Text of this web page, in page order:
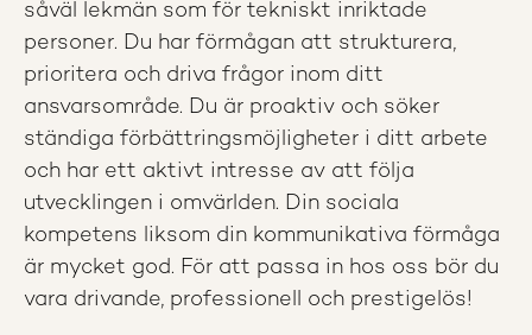
såväl lekmän som för tekniskt inriktade
personer. Du har förmågan att strukturera,
prioritera och driva frågor inom ditt
ansvarsområde. Du är proaktiv och söker
ständiga förbättringsmöjligheter i ditt arbete
och har ett aktivt intresse av att följa
utvecklingen i omvärlden. Din sociala
kompetens liksom din kommunikativa förmåga
är mycket god. För att passa in hos oss bör du
vara drivande, professionell och prestigelös!